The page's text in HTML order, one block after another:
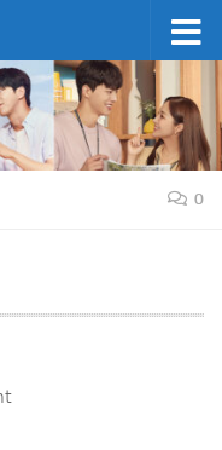
0